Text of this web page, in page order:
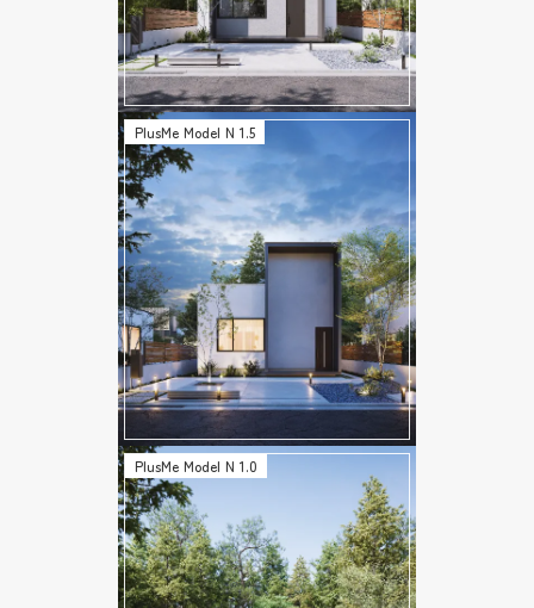
PlusMe Model N 1.5
PlusMe Model N 1.0